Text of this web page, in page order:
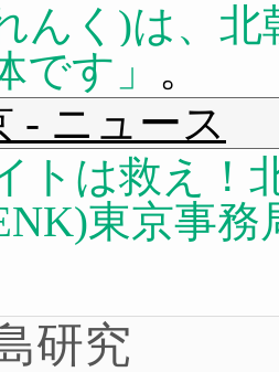
んく)は、
です
。
- ニュース
トは救え！
東京事
研究